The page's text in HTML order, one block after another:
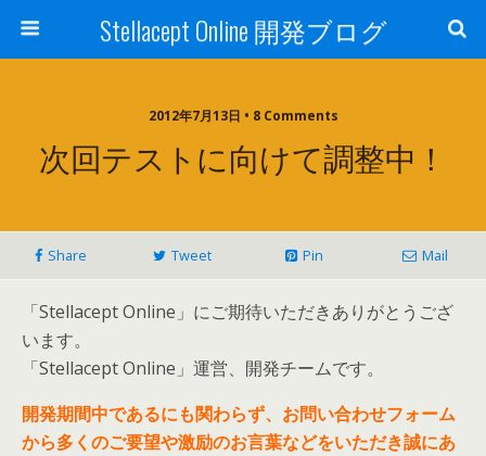
Stellacept Online 開発ブログ
2012年7月13日 • 8 Comments
次回テストに向けて調整中！
Share Tweet Pin Mail
「Stellacept Online」にご期待いただきありがとうござ
います。
「Stellacept Online」運営、開発チームです。
開発期間中であるにも関わらず、お問い合わせフォーム
から多くのご要望や激励のお言葉などをいただき誠にあ